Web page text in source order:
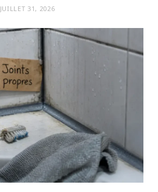
JUILLET 31, 2026